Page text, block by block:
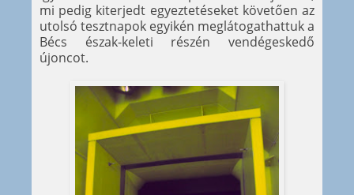
mi pedig kiterjedt egyeztetéseket követően az
utolsó tesztnapok egyikén meglátogathattuk a
Bécs észak-keleti részén vendégeskedő
újoncot.